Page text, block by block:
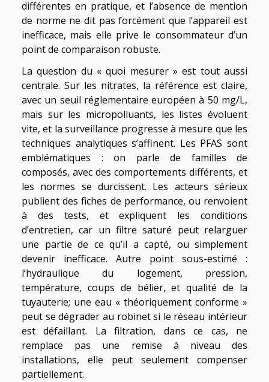
différentes en pratique, et l’absence de mention
de norme ne dit pas forcément que l’appareil est
inefficace, mais elle prive le consommateur d’un
point de comparaison robuste.
La question du « quoi mesurer » est tout aussi
centrale. Sur les nitrates, la référence est claire,
avec un seuil réglementaire européen à 50 mg/L,
mais sur les micropolluants, les listes évoluent
vite, et la surveillance progresse à mesure que les
techniques analytiques s’affinent. Les PFAS sont
emblématiques : on parle de familles de
composés, avec des comportements différents, et
les normes se durcissent. Les acteurs sérieux
publient des fiches de performance, ou renvoient
à des tests, et expliquent les conditions
d’entretien, car un filtre saturé peut relarguer
une partie de ce qu’il a capté, ou simplement
devenir inefficace. Autre point sous-estimé :
l’hydraulique du logement, pression,
température, coups de bélier, et qualité de la
tuyauterie; une eau « théoriquement conforme »
peut se dégrader au robinet si le réseau intérieur
est défaillant. La filtration, dans ce cas, ne
remplace pas une remise à niveau des
installations, elle peut seulement compenser
partiellement.